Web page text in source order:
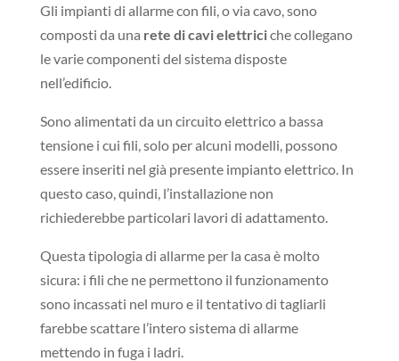
Gli impianti di allarme con fili, o via cavo, sono
composti da una rete di cavi elettriciche collegano
le varie componenti del sistema disposte
nell’edificio.
Sono alimentati da un circuito elettrico a bassa
tensione i cui fili, solo per alcuni modelli, possono
essere inseriti nel già presente impianto elettrico. In
questo caso, quindi, l’installazione non
richiederebbe particolari lavori di adattamento.
Questa tipologia di allarme per la casa è molto
sicura: i fili che ne permettono il funzionamento
sono incassati nel muro e il tentativo di tagliarli
farebbe scattare l’intero sistema di allarme
mettendo in fuga i ladri.